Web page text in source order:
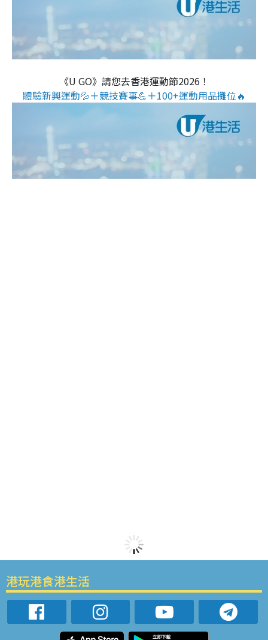
《U GO》請您去香港運動節2026！
體驗新興運動💦＋競技賽事💪＋100+運動用品攤位🔥
港玩港食港生活